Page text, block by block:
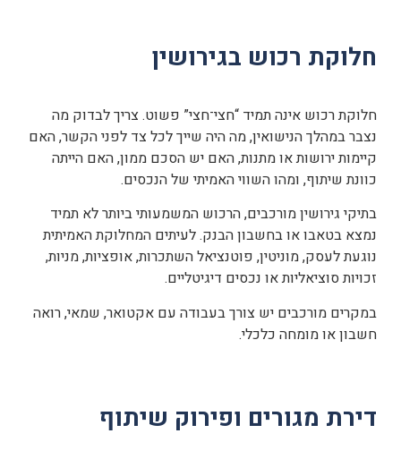
חלוקת רכוש בגירושין
חלוקת רכוש אינה תמיד “חצי־חצי” פשוט. צריך לבדוק מה
נצבר במהלך הנישואין, מה היה שייך לכל צד לפני הקשר, האם
קיימות ירושות או מתנות, האם יש הסכם ממון, האם הייתה
כוונת שיתוף, ומהו השווי האמיתי של הנכסים.
בתיקי גירושין מורכבים, הרכוש המשמעותי ביותר לא תמיד
נמצא בטאבו או בחשבון הבנק. לעיתים המחלוקת האמיתית
נוגעת לעסק, מוניטין, פוטנציאל השתכרות, אופציות, מניות,
זכויות סוציאליות או נכסים דיגיטליים.
במקרים מורכבים יש צורך בעבודה עם אקטואר, שמאי, רואה
חשבון או מומחה כלכלי.
דירת מגורים ופירוק שיתוף